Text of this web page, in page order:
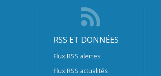
RSS ET DONNÉES
Flux RSS alertes
Flux RSS actualités